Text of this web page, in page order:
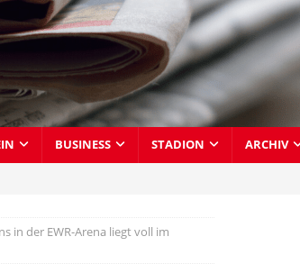
BUSINESS STADION ARCHIV
in der EWR-Arena liegt voll im